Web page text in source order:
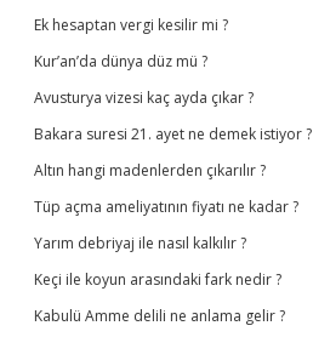
Ek hesaptan vergi kesilir mi ?
Kur’an’da dünya düz mü ?
Avusturya vizesi kaç ayda çıkar ?
Bakara suresi 21. ayet ne demek istiyor ?
Altın hangi madenlerden çıkarılır ?
Tüp açma ameliyatının fiyatı ne kadar ?
Yarım debriyaj ile nasıl kalkılır ?
Keçi ile koyun arasındaki fark nedir ?
Kabulü Amme delili ne anlama gelir ?